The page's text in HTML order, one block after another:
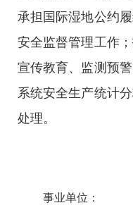
承担国际湿地公约
安全监督管理工作
宣传教育、监测预
系统安全生产统计
处理。
事业单位：